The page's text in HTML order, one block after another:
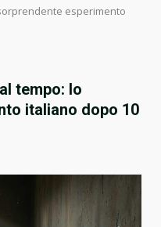
esperimento
tempo: lo
italiano dopo 10